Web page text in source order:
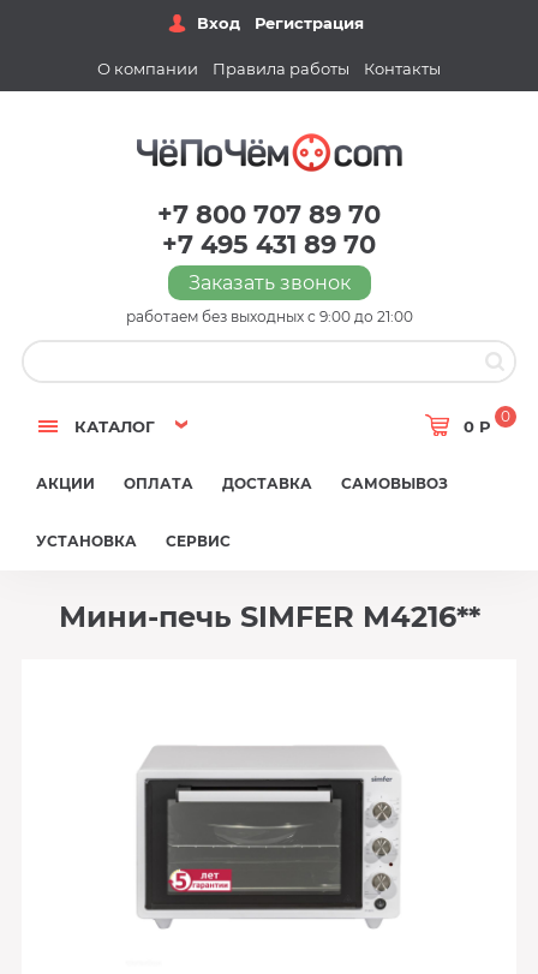
Вход Регистрация
О компании Правила работы Контакты
+7 800 707 89 70
+7 495 431 89 70
Заказать звонок
работаем без выходных с 9:00 до 21:00
КАТАЛОГ 0 Р
0
АКЦИИ ОПЛАТА ДОСТАВКА САМОВЫВОЗ
УСТАНОВКА СЕРВИС
Мини-печь SIMFER M4216**